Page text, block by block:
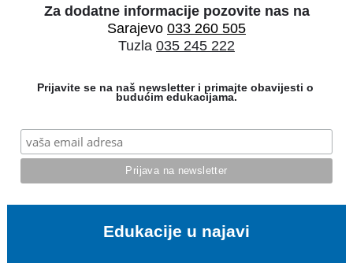
Za dodatne informacije pozovite nas na
Sarajevo 033 260 505
Tuzla 035 245 222
Prijavite se na naš newsletter i primajte obavijesti o
budućim edukacijama.
Edukacije u najavi